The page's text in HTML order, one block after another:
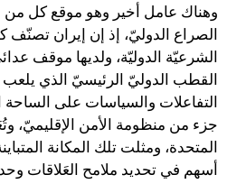
وهناك عامل أخير وهو موقع كل من
الصراع الدوليّ، إذ إن إيران تصنّف
الشرعيّة الدوليّة، ولديها موقف
القطب الدوليّ الرئيسيّ الذي
التفاعلات والسياسات على
جزء من منظومة الأمن الإقليميّ،
المتحدة، ومثلت تلك المكانة
أسهم في تحديد ملامح العَلاقات